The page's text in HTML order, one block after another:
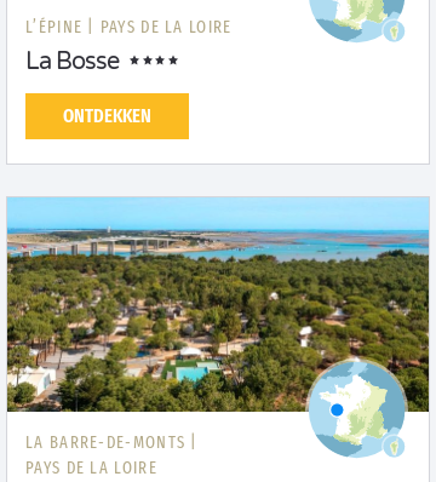
L’ÉPINE | PAYS DE LA LOIRE
La Bosse
ONTDEKKEN
LA BARRE-DE-MONTS |
PAYS DE LA LOIRE